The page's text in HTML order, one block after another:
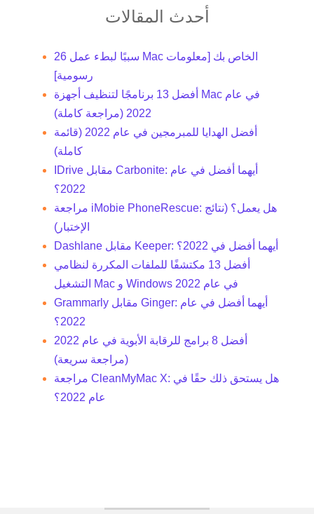
أحدث المقالات
26 سببًا لبطء عمل Mac الخاص بك [معلومات
رسومية]
أفضل 13 برنامجًا لتنظيف أجهزة Mac في عام
2022 (مراجعة كاملة)
أفضل الهدايا للمبرمجين في عام 2022 (قائمة
كاملة)
IDrive مقابل Carbonite: أيهما أفضل في عام
2022؟
مراجعة iMobie PhoneRescue: هل يعمل؟ (نتائج
الإختبار)
Dashlane مقابل Keeper: أيهما أفضل في 2022؟
أفضل 13 مكتشفًا للملفات المكررة لنظامي
التشغيل Mac و Windows في عام 2022
Grammarly مقابل Ginger: أيهما أفضل في عام
2022؟
أفضل 8 برامج للرقابة الأبوية في عام 2022
(مراجعة سريعة)
مراجعة CleanMyMac X: هل يستحق ذلك حقًا في
عام 2022؟